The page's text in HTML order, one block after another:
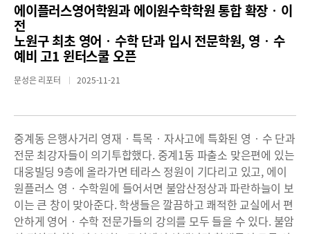
에이플러스영어학원과 에이원수학학원 통합 확장‧이
전
노원구 최초 영어‧수학 단과 입시 전문학원, 영‧수
예비 고1 윈터스쿨 오픈
문성은 리포터 2025-11-21
중계동 은행사거리 영재‧특목‧자사고에 특화된 영‧수 단과
전문 최강자들이 의기투합했다. 중계1동 파출소 맞은편에 있는
대웅빌딩 9층에 올라가면 테라스 정원이 기다리고 있고, 에이
원플러스 영‧수학원에 들어서면 불암산정상과 파란하늘이 보
이는 큰 창이 맞아준다. 학생들은 깔끔하고 쾌적한 교실에서 편
안하게 영어‧수학 전문가들의 강의를 모두 들을 수 있다. 불암